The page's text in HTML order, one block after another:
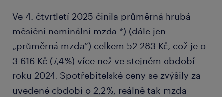
Ve 4. čtvrtletí 2025 činila průměrná hrubá
měsíční nominální mzda *) (dále jen
„průměrná mzda“) celkem 52 283 Kč, což je o
3 616 Kč (7,4 %) více než ve stejném období
roku 2024. Spotřebitelské ceny se zvýšily za
uvedené období o 2,2 %, reálně tak mzda